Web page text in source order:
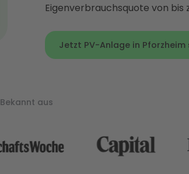
Eigenverbrauchsquote von bis
Jetzt PV-Anlage in
Bekannt aus